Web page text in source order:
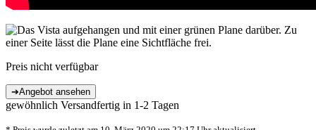
Preis nicht verfügbar
gewöhnlich Versandfertig in 1-2 Tagen